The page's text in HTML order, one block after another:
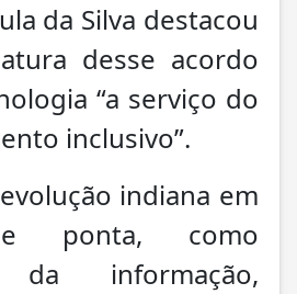
da Silva destacou
desse acordo
“a serviço do
inclusivo”.
indiana em
ponta, como
da informação,